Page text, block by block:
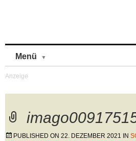
Menü
PUBLISHED ON 22. DEZEMBER 2021 IN